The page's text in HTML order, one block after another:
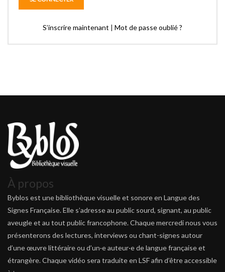
S’inscrire maintenant | Mot de passe oublié ?
À propos
Byblos est une bibliothèque visuelle et sonore en Langue des
Signes Française. Elle s’adresse au public sourd, signant, au public
aveugle et au tout public francophone. Chaque mercredi nous vous
présenterons des lectures, interviews ou chant-signes autour
d’une œuvre littéraire ou d’un·e auteur·e de langue française et
étrangère. Chaque vidéo sera traduite en LSF afin d’être accessible